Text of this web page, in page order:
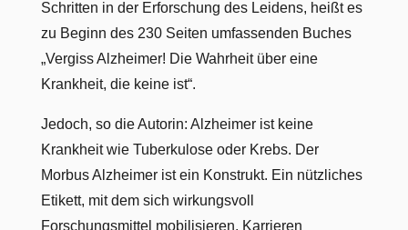
Schritten in der Erforschung des Leidens, heißt es
zu Beginn des 230 Seiten umfassenden Buches
„Vergiss Alzheimer! Die Wahrheit über eine
Krankheit, die keine ist“.
Jedoch, so die Autorin: Alzheimer ist keine
Krankheit wie Tuberkulose oder Krebs. Der
Morbus Alzheimer ist ein Konstrukt. Ein nützliches
Etikett, mit dem sich wirkungsvoll
Forschungsmittel mobilisieren, Karrieren